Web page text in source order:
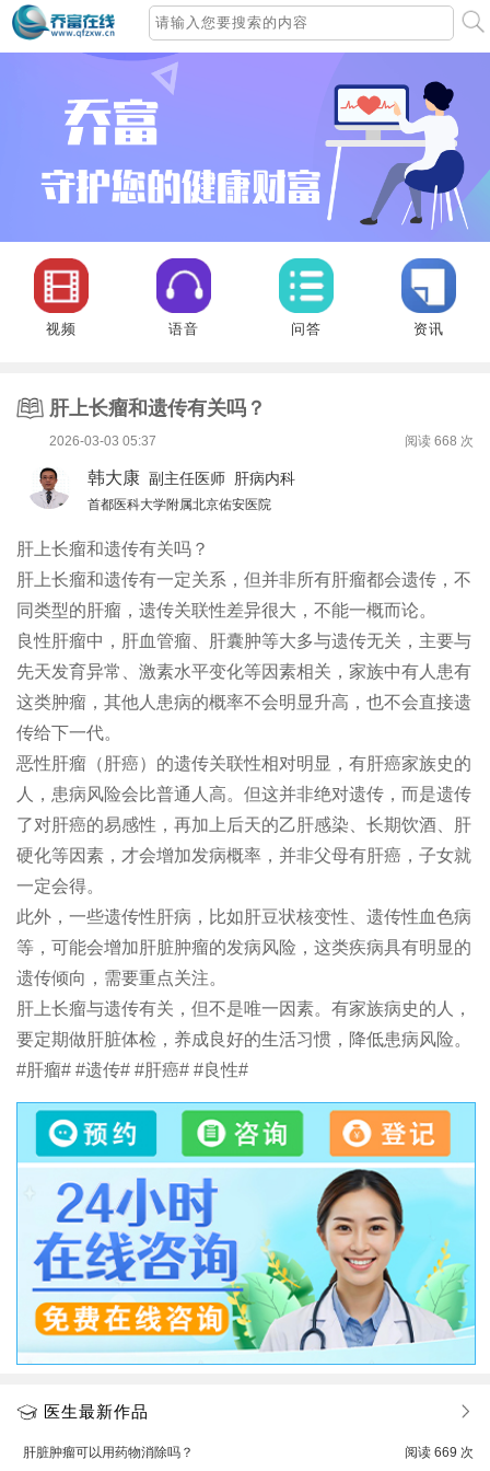
视频 语音 问答 资讯
肝上长瘤和遗传有关吗？
2026-03-03 05:37 阅读 668 次
韩大康 副主任医师 肝病内科
首都医科大学附属北京佑安医院
肝上长瘤和遗传有关吗？
肝上长瘤和遗传有一定关系，但并非所有肝瘤都会遗传，不
同类型的肝瘤，遗传关联性差异很大，不能一概而论。
良性肝瘤中，肝血管瘤、肝囊肿等大多与遗传无关，主要与
先天发育异常、激素水平变化等因素相关，家族中有人患有
这类肿瘤，其他人患病的概率不会明显升高，也不会直接遗
传给下一代。
恶性肝瘤（肝癌）的遗传关联性相对明显，有肝癌家族史的
人，患病风险会比普通人高。但这并非绝对遗传，而是遗传
了对肝癌的易感性，再加上后天的乙肝感染、长期饮酒、肝
硬化等因素，才会增加发病概率，并非父母有肝癌，子女就
一定会得。
此外，一些遗传性肝病，比如肝豆状核变性、遗传性血色病
等，可能会增加肝脏肿瘤的发病风险，这类疾病具有明显的
遗传倾向，需要重点关注。
肝上长瘤与遗传有关，但不是唯一因素。有家族病史的人，
要定期做肝脏体检，养成良好的生活习惯，降低患病风险。
#肝瘤# #遗传# #肝癌# #良性#
医生最新作品
肝脏肿瘤可以用药物消除吗？ 阅读 669 次